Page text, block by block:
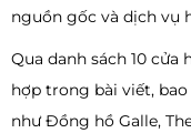
nguồn gốc và dịch vụ
Qua danh sách 10
hợp trong bài viết,
như Đồng hồ Galle,